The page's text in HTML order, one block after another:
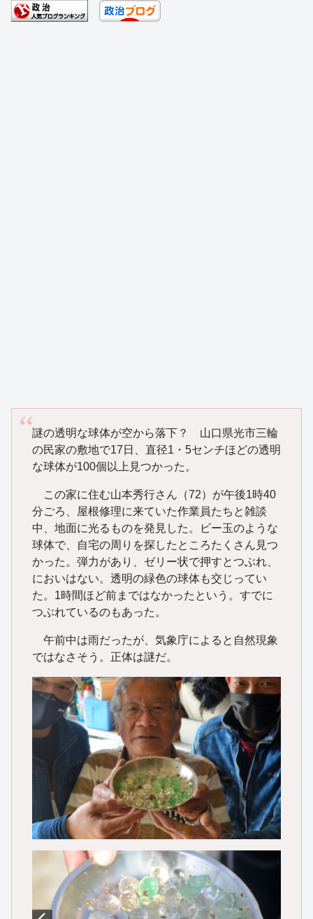
b
d
y
謎の透明な球体が空から落下？ 山口県光市三輪
の民家の敷地で17日、直径1・5センチほどの透明
な球体が100個以上見つかった。
この家に住む山本秀行さん（72）が午後1時40
分ごろ、屋根修理に来ていた作業員たちと雑談
中、地面に光るものを発見した。ビー玉のような
球体で、自宅の周りを探したところたくさん見つ
かった。弾力があり、ゼリー状で押すとつぶれ、
においはない。透明の緑色の球体も交じってい
た。1時間ほど前まではなかったという。すでに
つぶれているのもあった。
午前中は雨だったが、気象庁によると自然現象
ではなさそう。正体は謎だ。